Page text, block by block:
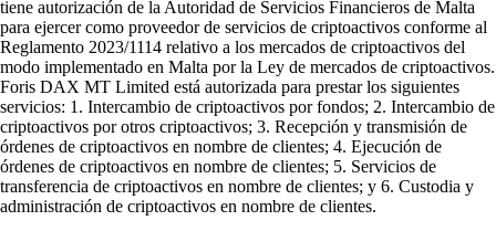
tiene autorización de la Autoridad de Servicios Financieros de Malta
para ejercer como proveedor de servicios de criptoactivos conforme al
Reglamento 2023/1114 relativo a los mercados de criptoactivos del
modo implementado en Malta por la Ley de mercados de criptoactivos.
Foris DAX MT Limited está autorizada para prestar los siguientes
servicios: 1. Intercambio de criptoactivos por fondos; 2. Intercambio de
criptoactivos por otros criptoactivos; 3. Recepción y transmisión de
órdenes de criptoactivos en nombre de clientes; 4. Ejecución de
órdenes de criptoactivos en nombre de clientes; 5. Servicios de
transferencia de criptoactivos en nombre de clientes; y 6. Custodia y
administración de criptoactivos en nombre de clientes.